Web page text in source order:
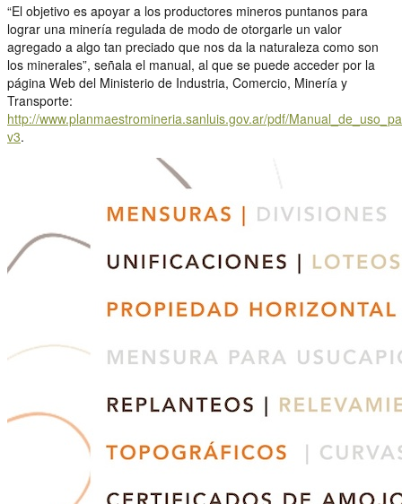
“El objetivo es apoyar a los productores mineros puntanos para
lograr una minería regulada de modo de otorgarle un valor
agregado a algo tan preciado que nos da la naturaleza como son
los minerales”, señala el manual, al que se puede acceder por la
página Web del Ministerio de Industria, Comercio, Minería y
Transporte:
http://www.planmaestromineria.sanluis.gov.ar/pdf/
v3.